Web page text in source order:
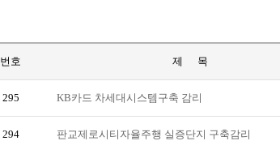
번호 제 목
295 KB카드 차세대시스템구축 감리
294 판교제로시티자율주행 실증단지 구축감리